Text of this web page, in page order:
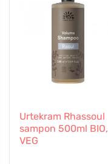
Urtekram Rhassoul
sampon 500ml BIO,
VEG